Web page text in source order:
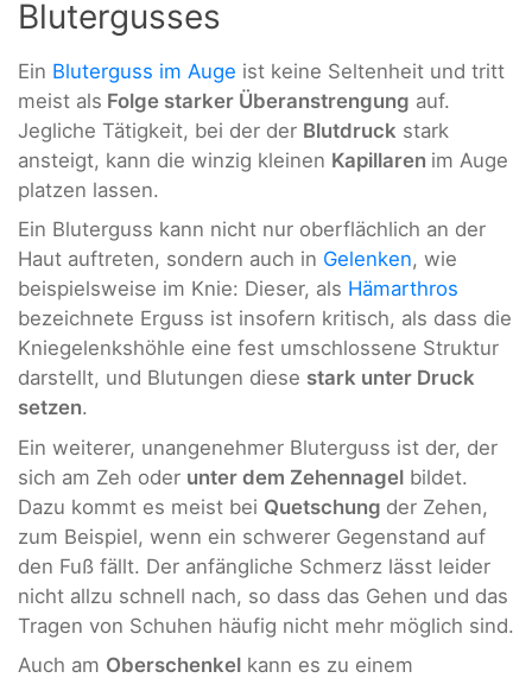
Blutergusses
Ein Bluterguss im Auge ist keine Seltenheit und tritt
meist als Folge starker Überanstrengung auf.
Jegliche Tätigkeit, bei der der Blutdruck stark
ansteigt, kann die winzig kleinen Kapillaren im Auge
platzen lassen.
Ein Bluterguss kann nicht nur oberflächlich an der
Haut auftreten, sondern auch in Gelenken, wie
beispielsweise im Knie: Dieser, als Hämarthros
bezeichnete Erguss ist insofern kritisch, als dass die
Kniegelenkshöhle eine fest umschlossene Struktur
darstellt, und Blutungen diese stark unter Druck
setzen.
Ein weiterer, unangenehmer Bluterguss ist der, der
sich am Zeh oder unter dem Zehennagel bildet.
Dazu kommt es meist bei Quetschung der Zehen,
zum Beispiel, wenn ein schwerer Gegenstand auf
den Fuß fällt. Der anfängliche Schmerz lässt leider
nicht allzu schnell nach, so dass das Gehen und das
Tragen von Schuhen häufig nicht mehr möglich sind.
Auch am Oberschenkel kann es zu einem